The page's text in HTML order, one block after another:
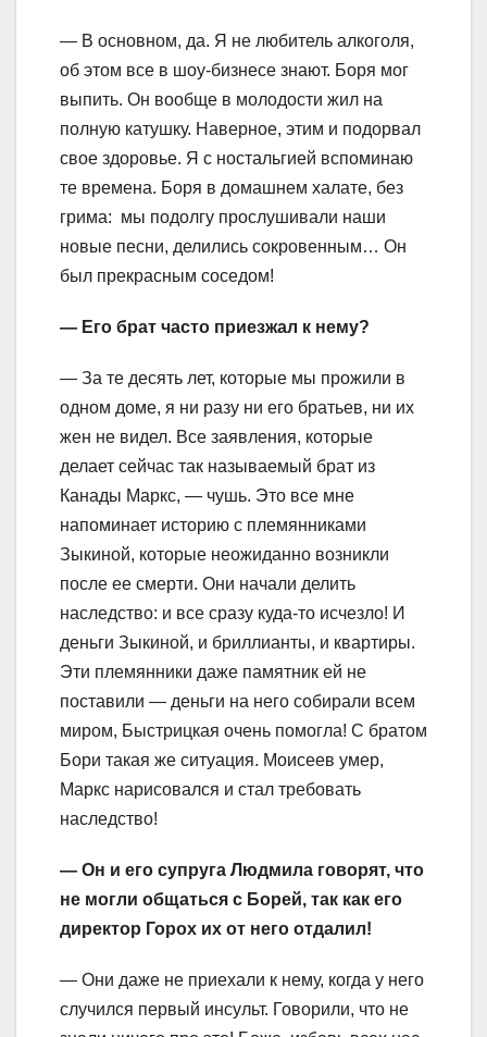
— В основном, да. Я не любитель алкоголя,
об этом все в шоу-бизнесе знают. Боря мог
выпить. Он вообще в молодости жил на
полную катушку. Наверное, этим и подорвал
свое здоровье. Я с ностальгией вспоминаю
те времена. Боря в домашнем халате, без
грима: мы подолгу прослушивали наши
новые песни, делились сокровенным… Он
был прекрасным соседом!
— Его брат часто приезжал к нему?
— За те десять лет, которые мы прожили в
одном доме, я ни разу ни его братьев, ни их
жен не видел. Все заявления, которые
делает сейчас так называемый брат из
Канады Маркс, — чушь. Это все мне
напоминает историю с племянниками
Зыкиной, которые неожиданно возникли
после ее смерти. Они начали делить
наследство: и все сразу куда-то исчезло! И
деньги Зыкиной, и бриллианты, и квартиры.
Эти племянники даже памятник ей не
поставили — деньги на него собирали всем
миром, Быстрицкая очень помогла! С братом
Бори такая же ситуация. Моисеев умер,
Маркс нарисовался и стал требовать
наследство! ​
— Он и его супруга Людмила говорят, что
не могли общаться с Борей, так как его
директор Горох их от него отдалил!
— Они даже не приехали к нему, когда у него
случился первый инсульт. Говорили, что не